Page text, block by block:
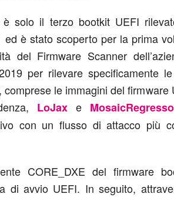
è solo il terzo bootkit UEFI
è stato scoperto per la prima
del Firmware Scanner
per rilevare specificamente
le immagini del firmware
LoJaxe
con un flusso di attacco più
CORE_DXE del firmware
di avvio UEFI. In seguito,